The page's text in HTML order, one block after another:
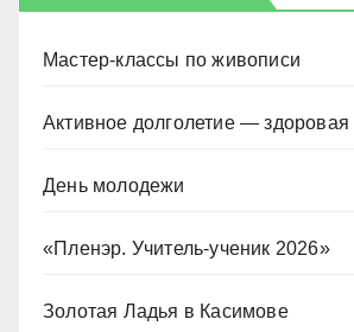
Мастер-классы по живописи
Активное долголетие — здоровая
День молодежи
«Пленэр. Учитель-ученик 2026»
Золотая Ладья в Касимове